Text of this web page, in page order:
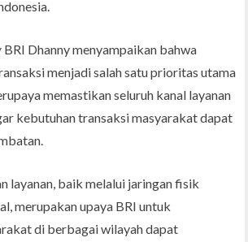
BRI Dhanny menyampaikan bahwa
menjadi salah satu prioritas utama
memastikan seluruh kanal layanan
kebutuhan transaksi masyarakat dapat
layanan, baik melalui jaringan fisik
merupakan upaya BRI untuk
di berbagai wilayah dapat